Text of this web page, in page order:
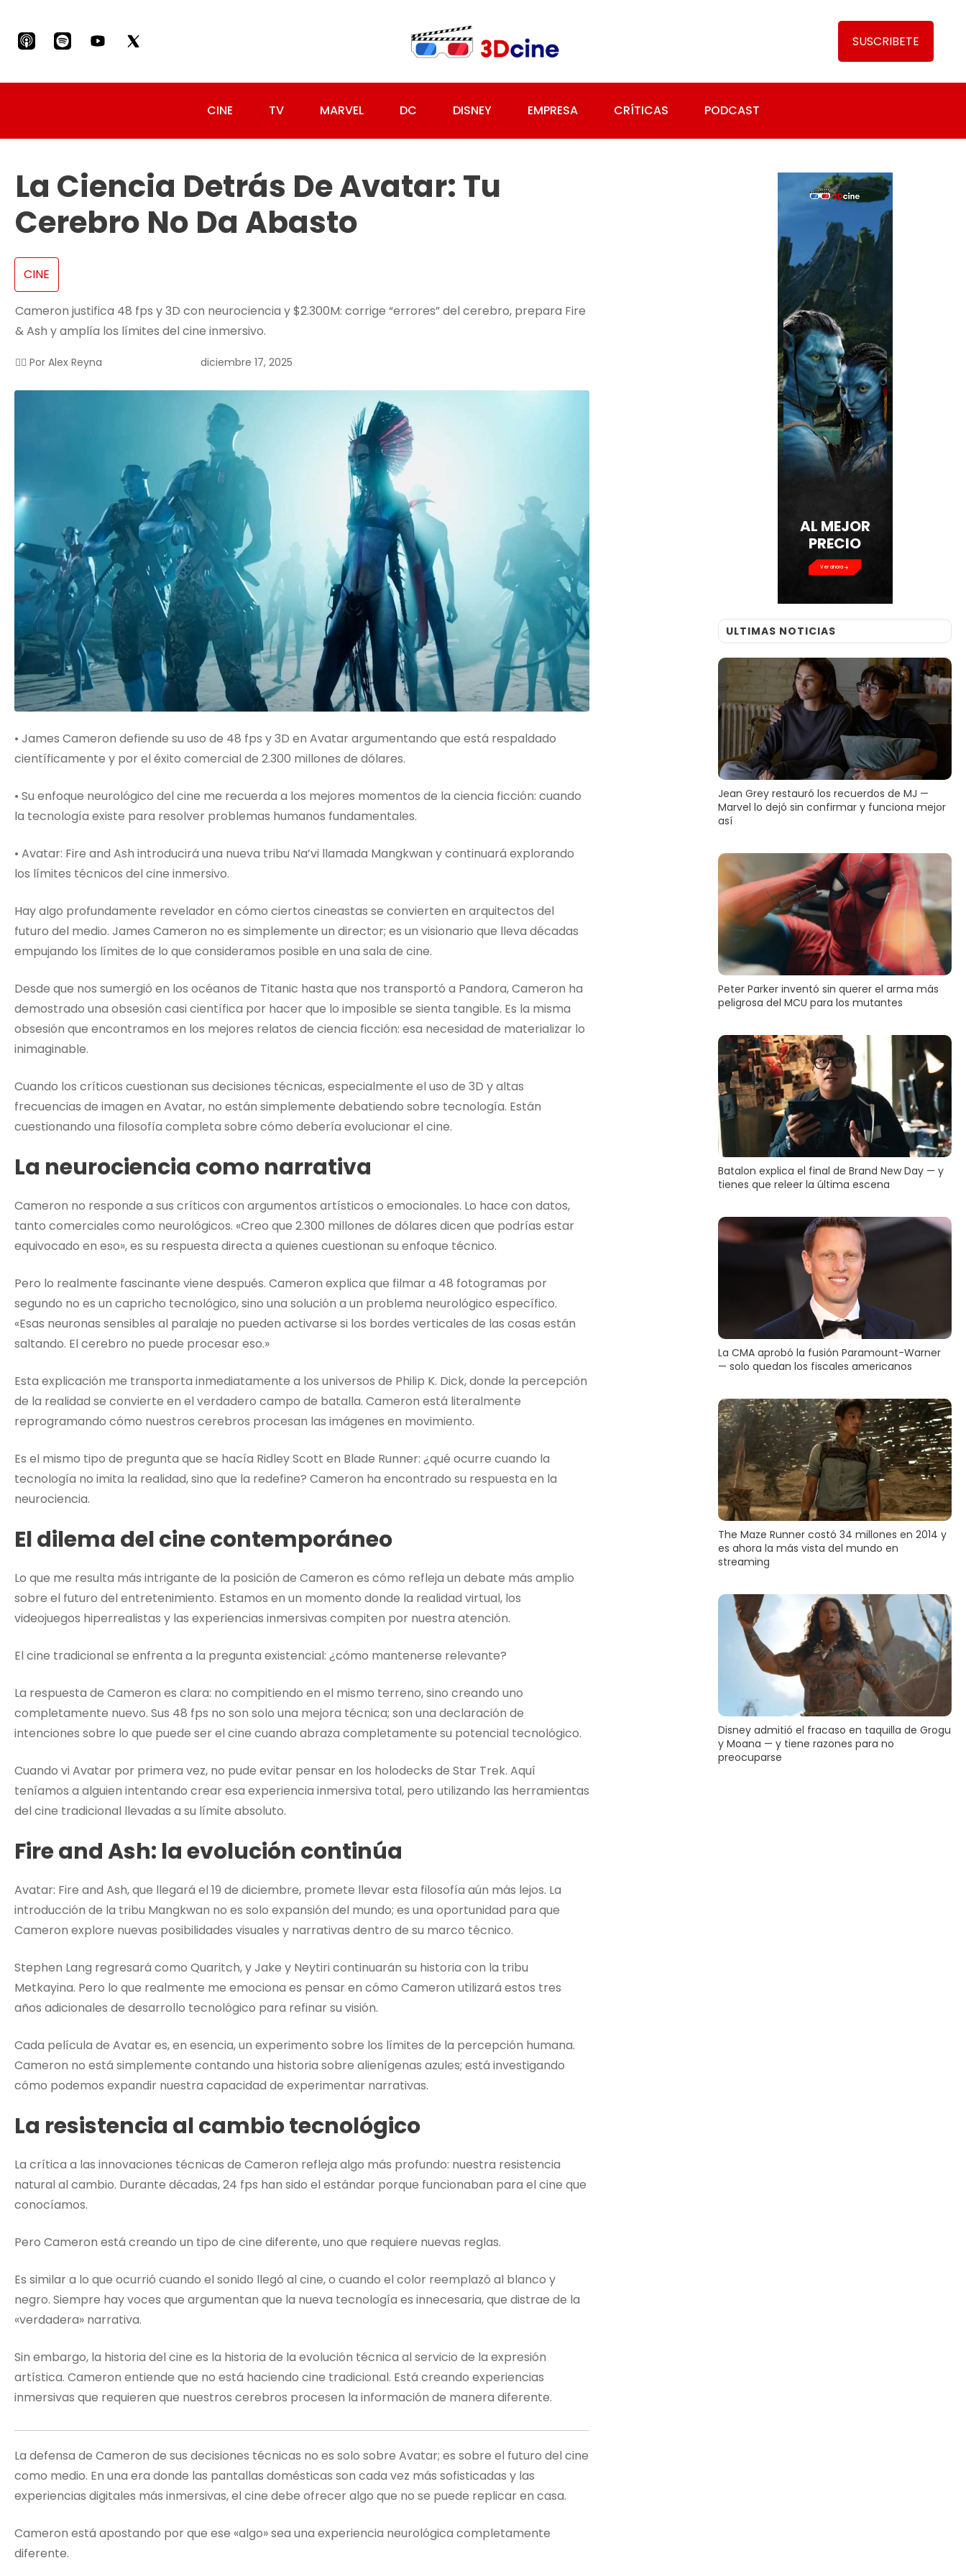
SUSCRIBETE
CINE TV MARVEL DC DISNEY EMPRESA CRÍTICAS PODCAST
La Ciencia Detrás De Avatar: Tu
Cerebro No Da Abasto
CINE
Cameron justifica 48 fps y 3D con neurociencia y $2.300M: corrige “errores” del cerebro, prepara Fire
& Ash y amplía los límites del cine inmersivo.
✍🏻 Por Alex Reyna diciembre 17, 2025
• James Cameron defiende su uso de 48 fps y 3D en Avatar argumentando que está respaldado
científicamente y por el éxito comercial de 2.300 millones de dólares.
• Su enfoque neurológico del cine me recuerda a los mejores momentos de la ciencia ficción: cuando
la tecnología existe para resolver problemas humanos fundamentales.
• Avatar: Fire and Ash introducirá una nueva tribu Na’vi llamada Mangkwan y continuará explorando
los límites técnicos del cine inmersivo.
Hay algo profundamente revelador en cómo ciertos cineastas se convierten en arquitectos del
futuro del medio. James Cameron no es simplemente un director; es un visionario que lleva décadas
empujando los límites de lo que consideramos posible en una sala de cine.
Desde que nos sumergió en los océanos de Titanic hasta que nos transportó a Pandora, Cameron ha
demostrado una obsesión casi científica por hacer que lo imposible se sienta tangible. Es la misma
obsesión que encontramos en los mejores relatos de ciencia ficción: esa necesidad de materializar lo
inimaginable.
Cuando los críticos cuestionan sus decisiones técnicas, especialmente el uso de 3D y altas
frecuencias de imagen en Avatar, no están simplemente debatiendo sobre tecnología. Están
cuestionando una filosofía completa sobre cómo debería evolucionar el cine.
La neurociencia como narrativa
Cameron no responde a sus críticos con argumentos artísticos o emocionales. Lo hace con datos,
tanto comerciales como neurológicos. «Creo que 2.300 millones de dólares dicen que podrías estar
equivocado en eso», es su respuesta directa a quienes cuestionan su enfoque técnico.
Pero lo realmente fascinante viene después. Cameron explica que filmar a 48 fotogramas por
segundo no es un capricho tecnológico, sino una solución a un problema neurológico específico.
«Esas neuronas sensibles al paralaje no pueden activarse si los bordes verticales de las cosas están
saltando. El cerebro no puede procesar eso.»
Esta explicación me transporta inmediatamente a los universos de Philip K. Dick, donde la percepción
de la realidad se convierte en el verdadero campo de batalla. Cameron está literalmente
reprogramando cómo nuestros cerebros procesan las imágenes en movimiento.
Es el mismo tipo de pregunta que se hacía Ridley Scott en Blade Runner: ¿qué ocurre cuando la
tecnología no imita la realidad, sino que la redefine? Cameron ha encontrado su respuesta en la
neurociencia.
El dilema del cine contemporáneo
Lo que me resulta más intrigante de la posición de Cameron es cómo refleja un debate más amplio
sobre el futuro del entretenimiento. Estamos en un momento donde la realidad virtual, los
videojuegos hiperrealistas y las experiencias inmersivas compiten por nuestra atención.
El cine tradicional se enfrenta a la pregunta existencial: ¿cómo mantenerse relevante?
La respuesta de Cameron es clara: no compitiendo en el mismo terreno, sino creando uno
completamente nuevo. Sus 48 fps no son solo una mejora técnica; son una declaración de
intenciones sobre lo que puede ser el cine cuando abraza completamente su potencial tecnológico.
Cuando vi Avatar por primera vez, no pude evitar pensar en los holodecks de Star Trek. Aquí
teníamos a alguien intentando crear esa experiencia inmersiva total, pero utilizando las herramientas
del cine tradicional llevadas a su límite absoluto.
Fire and Ash: la evolución continúa
Avatar: Fire and Ash, que llegará el 19 de diciembre, promete llevar esta filosofía aún más lejos. La
introducción de la tribu Mangkwan no es solo expansión del mundo; es una oportunidad para que
Cameron explore nuevas posibilidades visuales y narrativas dentro de su marco técnico.
Stephen Lang regresará como Quaritch, y Jake y Neytiri continuarán su historia con la tribu
Metkayina. Pero lo que realmente me emociona es pensar en cómo Cameron utilizará estos tres
años adicionales de desarrollo tecnológico para refinar su visión.
Cada película de Avatar es, en esencia, un experimento sobre los límites de la percepción humana.
Cameron no está simplemente contando una historia sobre alienígenas azules; está investigando
cómo podemos expandir nuestra capacidad de experimentar narrativas.
La resistencia al cambio tecnológico
La crítica a las innovaciones técnicas de Cameron refleja algo más profundo: nuestra resistencia
natural al cambio. Durante décadas, 24 fps han sido el estándar porque funcionaban para el cine que
conocíamos.
Pero Cameron está creando un tipo de cine diferente, uno que requiere nuevas reglas.
Es similar a lo que ocurrió cuando el sonido llegó al cine, o cuando el color reemplazó al blanco y
negro. Siempre hay voces que argumentan que la nueva tecnología es innecesaria, que distrae de la
«verdadera» narrativa.
Sin embargo, la historia del cine es la historia de la evolución técnica al servicio de la expresión
artística. Cameron entiende que no está haciendo cine tradicional. Está creando experiencias
inmersivas que requieren que nuestros cerebros procesen la información de manera diferente.
La defensa de Cameron de sus decisiones técnicas no es solo sobre Avatar; es sobre el futuro del cine
como medio. En una era donde las pantallas domésticas son cada vez más sofisticadas y las
experiencias digitales más inmersivas, el cine debe ofrecer algo que no se puede replicar en casa.
Cameron está apostando por que ese «algo» sea una experiencia neurológica completamente
diferente.
AL MEJOR
PRECIO
Ver ahora
ULTIMAS NOTICIAS
Jean Grey restauró los recuerdos de MJ —
Marvel lo dejó sin confirmar y funciona mejor
así
Peter Parker inventó sin querer el arma más
peligrosa del MCU para los mutantes
Batalon explica el final de Brand New Day — y
tienes que releer la última escena
La CMA aprobó la fusión Paramount-Warner
— solo quedan los fiscales americanos
The Maze Runner costó 34 millones en 2014 y
es ahora la más vista del mundo en
streaming
Disney admitió el fracaso en taquilla de Grogu
y Moana — y tiene razones para no
preocuparse